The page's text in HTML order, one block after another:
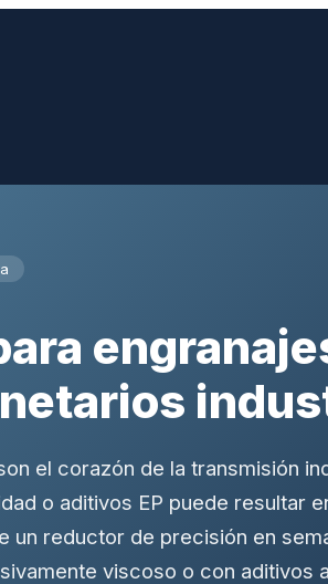
el corazón de la transmisión
o aditivos EP puede resultar
un reductor de precisión en
viscoso o con aditivos